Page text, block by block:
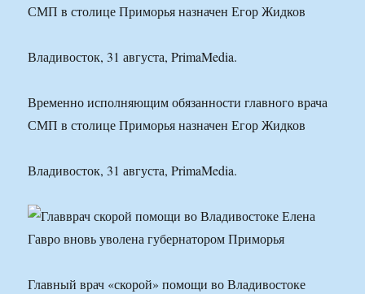
СМП в столице Приморья назначен Егор Жидков
Владивосток, 31 августа, PrimaMedia.
Временно исполняющим обязанности главного врача
СМП в столице Приморья назначен Егор Жидков
Владивосток, 31 августа, PrimaMedia.
Главный врач «скорой» помощи во Владивостоке